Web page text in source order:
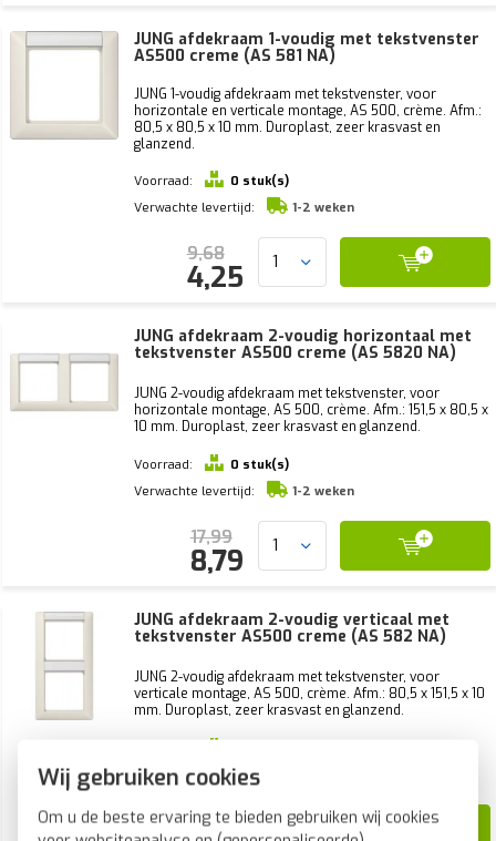
Wij gebruiken cookies
Om u de beste ervaring te bieden gebruiken wij cookies
JUNG afdekraam 1-voudig met tekstvenster
AS500 creme (AS 581 NA)
JUNG 1-voudig afdekraam met tekstvenster, voor
horizontale en verticale montage, AS 500, crème. Afm.:
80,5 x 80,5 x 10 mm. Duroplast, zeer krasvast en
glanzend.
Voorraad:
0 stuk(s)
Verwachte levertijd:
1-2 weken
9,68
4,25
JUNG afdekraam 2-voudig horizontaal met
tekstvenster AS500 creme (AS 5820 NA)
JUNG 2-voudig afdekraam met tekstvenster, voor
horizontale montage, AS 500, crème. Afm.: 151,5 x 80,5 x
10 mm. Duroplast, zeer krasvast en glanzend.
Voorraad:
0 stuk(s)
Verwachte levertijd:
1-2 weken
17,99
8,79
JUNG afdekraam 2-voudig verticaal met
tekstvenster AS500 creme (AS 582 NA)
JUNG 2-voudig afdekraam met tekstvenster, voor
verticale montage, AS 500, crème. Afm.: 80,5 x 151,5 x 10
mm. Duroplast, zeer krasvast en glanzend.
Verwachte levertijd:
17,99